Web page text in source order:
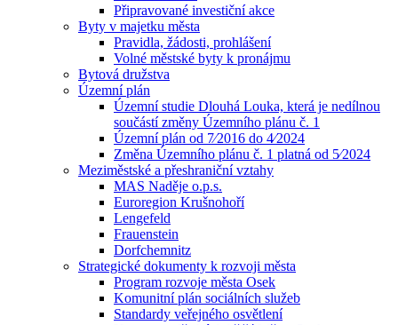
Připravované investiční akce
Byty v majetku města
Pravidla, žádosti, prohlášení
Volné městské byty k pronájmu
Bytová družstva
Územní plán
Územní studie Dlouhá Louka, která je nedílnou
součástí změny Územního plánu č. 1
Územní plán od 7⁄2016 do 4⁄2024
Změna Územního plánu č. 1 platná od 5⁄2024
Meziměstské a přeshraniční vztahy
MAS Naděje o.p.s.
Euroregion Krušnohoří
Lengefeld
Frauenstein
Dorfchemnitz
Strategické dokumenty k rozvoji města
Program rozvoje města Osek
Komunitní plán sociálních služeb
Standardy veřejného osvětlení